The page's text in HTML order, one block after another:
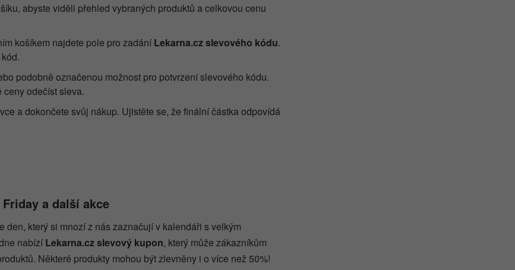
abyste viděli přehled vybraných produktů a celkovou cenu
košíkem najdete pole pro zadáníLekarna.cz slevového kódu.
podobně označenou možnost pro potvrzení slevového kódu.
ceny odečíst sleva.
a dokončete svůj nákup. Ujistěte se, že finální částka odpovídá
a další akce
den, který si mnozí z nás zaznačují v kalendáři s velkým
nabízíLekarna.cz slevový kupon, který může zákazníkům
Některé produkty mohou být zlevněny i o více než 50%!